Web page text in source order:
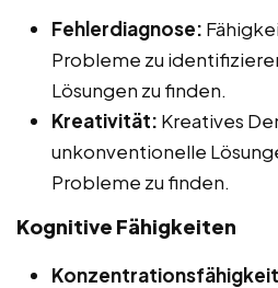
Fehlerdiagnose:
Probleme zu
Lösungen zu finden.
Kreativität: Kreatives
unkonventionelle
Probleme zu finden.
Kognitive Fähigkeiten